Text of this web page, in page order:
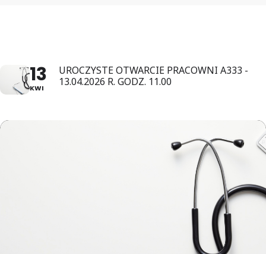
13
KWI
UROCZYSTE OTWARCIE PRACOWNI A333 -
13.04.2026 R. GODZ. 11.00